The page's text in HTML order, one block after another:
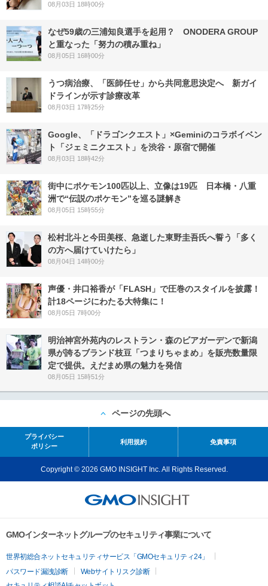
08月03日 18時00分
なぜ59歳の三浦知良選手を起用？ ONODERA GROUP
と重なった「努力の積み重ね」
08月05日 16時00分
うつ病治療、「医師任せ」から共同意思決定へ 新ガイ
ドラインが示す診療改革
08月03日 17時25分
Google、「ドラゴンクエスト」×Geminiのコラボイベン
ト「ジェミニクエスト」を渋谷・原宿で開催
08月03日 18時42分
街中にポケモン100匹以上、立像は19匹 日本橋・八重
洲で“伝説のポケモン”を巡る謎解き
08月05日 15時55分
松村北斗と今田美桜、急逝した東野圭吾氏へ誓う「多く
の方へ届けていけたら」
08月04日 14時00分
声優・井口裕香が「FLASH」で圧巻のスタイルを披露！
計18ページにわたる大特集に！
08月05日 7時00分
明治神宮外苑内のレストラン・森のビアガーデンで新潟
県が誇るブランド枝豆「つまりちゃまめ」を販売数量限
定で提供。えだまめ県の魅力を発信
08月05日 15時51分
ページの先頭へ
プライバシー
ポリシー
利用規約 免責事項
Copyright © 2026 GMO INSIGHT Inc. All Rights Reserved.
GMOインターネットグループのセキュリティ事業について
世界初総合ネットセキュリティサービス「GMOセキュリティ24」
パスワード漏洩診断
Webサイトリスク診断